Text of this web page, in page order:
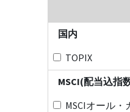
国内
TOPIX
MSCI(配当込指
MSCIオール